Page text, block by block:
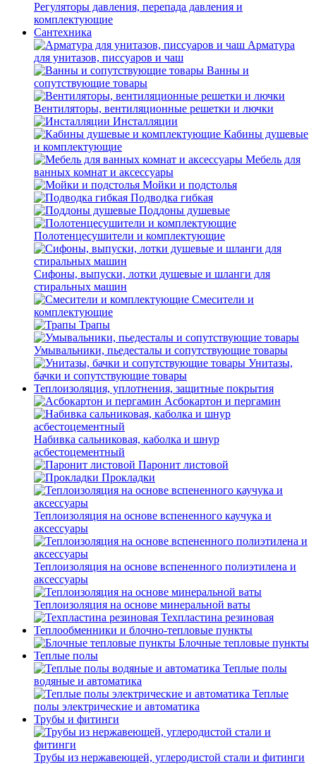
Регуляторы давления, перепада давления и
комплектующие
Сантехника
Арматура
для унитазов, писсуаров и чаш
Ванны и
сопутствующие товары
Вентиляторы, вентиляционные решетки и лючки
Инсталляции
Кабины душевые
и комплектующие
Мебель для
ванных комнат и аксессуары
Мойки и подстолья
Подводка гибкая
Поддоны душевые
Полотенцесушители и комплектующие
Сифоны, выпуски, лотки душевые и шланги для
стиральных машин
Смесители и
комплектующие
Трапы
Умывальники, пьедесталы и сопутствующие товары
Унитазы,
бачки и сопутствующие товары
Теплоизоляция, уплотнения, защитные покрытия
Асбокартон и пергамин
Набивка сальниковая, каболка и шнур
асбестоцементный
Паронит листовой
Прокладки
Теплоизоляция на основе вспененного каучука и
аксессуары
Теплоизоляция на основе вспененного полиэтилена и
аксессуары
Теплоизоляция на основе минеральной ваты
Техпластина резиновая
Теплообменники и блочно-тепловые пункты
Блочные тепловые пункты
Теплые полы
Теплые полы
водяные и автоматика
Теплые
полы электрические и автоматика
Трубы и фитинги
Трубы из нержавеющей, углеродистой стали и фитинги